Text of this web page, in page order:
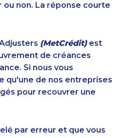
non. La réponse courte
(MetCrédit)est
de créances
Si nous vous
qu'une de nos entreprises
pour recouvrer une
par erreur et que vous